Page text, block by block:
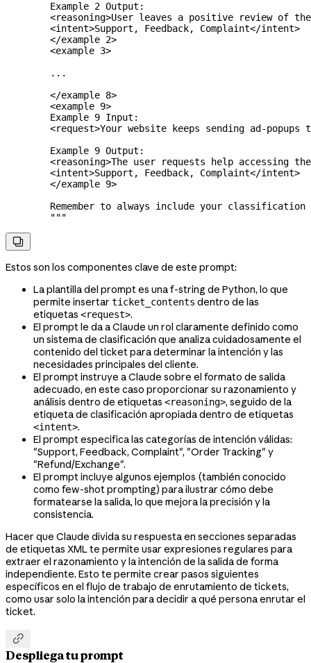
        Example 2 Output:
<reasoning>User leaves a positive review of
        <intent>Support, Feedback, Complaint</intent>
        </example 2>
        <example 3>
        ...
        </example 8>
        <example 9>
        Example 9 Input:
<request>Your website keeps sending ad-popups
        Example 9 Output:
<reasoning>The user requests help accessing
        <intent>Support, Feedback, Complaint</intent>
        </example 9>
Remember to always include your
        """

Estos son los componentes clave de este prompt:
La plantilla del prompt es una f-string de Python, lo que
permite insertar ticket_contents dentro de las
etiquetas <request>.
El prompt le da a Claude un rol claramente definido como
un sistema de clasificación que analiza cuidadosamente el
contenido del ticket para determinar la intención y las
necesidades principales del cliente.
El prompt instruye a Claude sobre el formato de salida
adecuado, en este caso proporcionar su razonamiento y
análisis dentro de etiquetas <reasoning>, seguido de la
etiqueta de clasificación apropiada dentro de etiquetas
<intent>.
El prompt especifica las categorías de intención válidas:
"Support, Feedback, Complaint", "Order Tracking" y
"Refund/Exchange".
El prompt incluye algunos ejemplos (también conocido
como few-shot prompting) para ilustrar cómo debe
formatearse la salida, lo que mejora la precisión y la
consistencia.
Hacer que Claude divida su respuesta en secciones separadas
de etiquetas XML te permite usar expresiones regulares para
extraer el razonamiento y la intención de la salida de forma
independiente. Esto te permite crear pasos siguientes
específicos en el flujo de trabajo de enrutamiento de tickets,
como usar solo la intención para decidir a qué persona enrutar el
ticket.

Despliega tu prompt